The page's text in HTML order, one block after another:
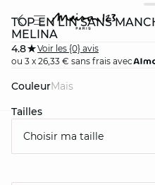
TOP EN LIN SANS
MELINA
4.8
Voir les {0} avis
ou 3 x 26,33 € sans frais avec
Couleur
mais
Tailles
Choisir ma taille